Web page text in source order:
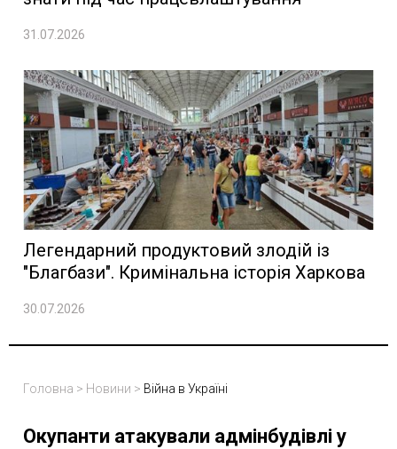
31.07.2026
Легендарний продуктовий злодій із
"Благбази". Кримінальна історія Харкова
30.07.2026
Головна > Новини > Війна в Україні
Окупанти атакували адмінбудівлі у